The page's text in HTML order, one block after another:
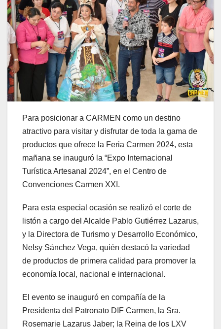
Para posicionar a CARMEN como un destino
atractivo para visitar y disfrutar de toda la gama de
productos que ofrece la Feria Carmen 2024, esta
mañana se inauguró la “Expo Internacional
Turística Artesanal 2024”, en el Centro de
Convenciones Carmen XXI.
Para esta especial ocasión se realizó el corte de
listón a cargo del Alcalde Pablo Gutiérrez Lazarus,
y la Directora de Turismo y Desarrollo Económico,
Nelsy Sánchez Vega, quién destacó la variedad
de productos de primera calidad para promover la
economía local, nacional e internacional.
El evento se inauguró en compañía de la
Presidenta del Patronato DIF Carmen, la Sra.
Rosemarie Lazarus Jaber; la Reina de los LXV